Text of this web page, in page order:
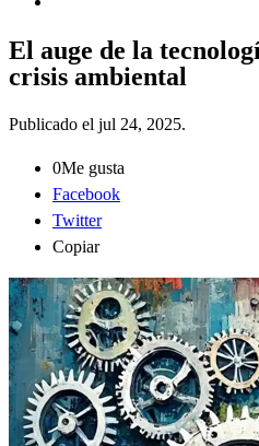
El auge de la
crisis ambiental
Publicado el jul 24, 2025.
0Me gusta
Facebook
Twitter
Copiar